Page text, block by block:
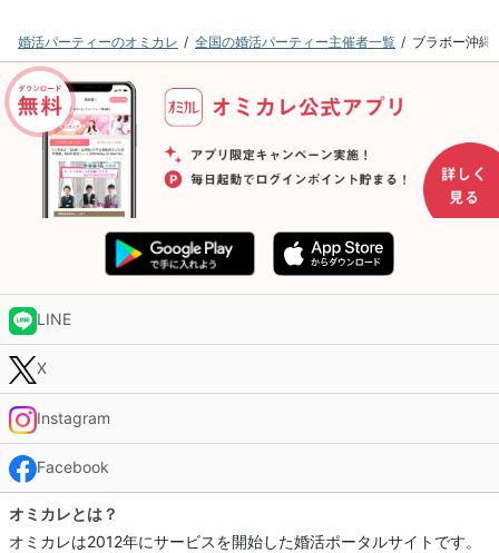
婚活パーティーのオミカレ 全国の婚活パーティー主催者一覧 ブラボー沖縄
LINE
X
Instagram
Facebook
オミカレとは？
オミカレは2012年にサービスを開始した婚活ポータルサイトです。